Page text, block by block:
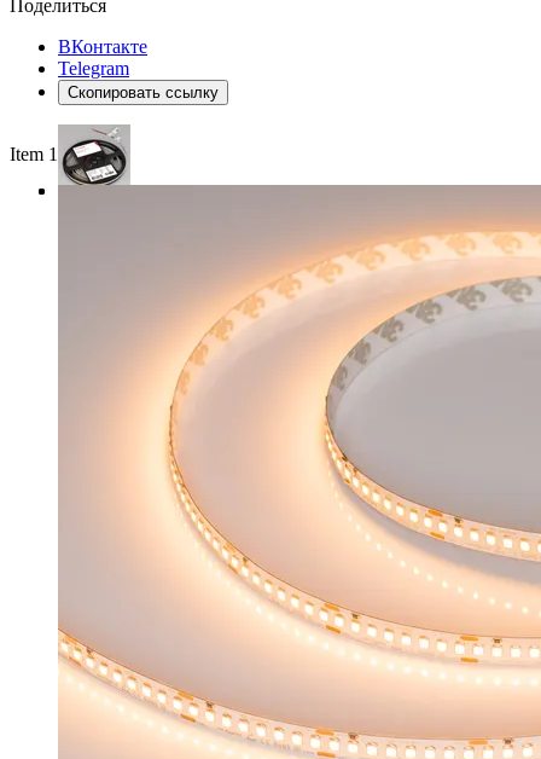
Поделиться
ВКонтакте
Telegram
Скопировать ссылку
Item 1 of 3